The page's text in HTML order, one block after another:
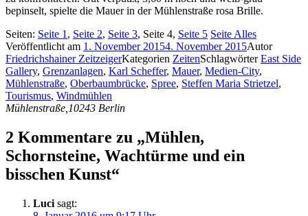
bepinselt, spielte die Mauer in der Mühlenstraße rosa Brille.
Seiten: Seite 1 , Seite 2, Seite 3, Seite 4, Seite 5 Seite Alles
Veröffentlicht am 1. November 20154. November 2015Autor
Friedrichshainer ZeitzeigerKategorien ZeitenSchlagwörterEast Side
Gallery, Grenzanlagen, Karl Scheffer, Mauer, Medien-City,
Mühlenstraße, Oberbaumbrücke, Spree, Steffen Maria Strietzel,
Tourismus, Windmühlen
Mühlenstraße,10243 Berlin
2 Kommentare zu „Mühlen,
Schornsteine, Wachtürme und ein
bisschen Kunst“
Luci sagt: